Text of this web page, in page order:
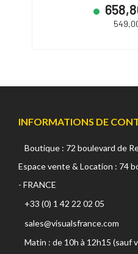
INFORMATIONS DE
Boutique : 72 boulevard de
Espace vente & Location : 74
- FRANCE
+33 (0) 1 42 22 02 05
sales@visualsfrance.com
Matin : de 10h à 12h15 (sauf